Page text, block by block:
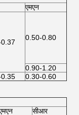
एमएन
0.50-0.80
0.90-1.20
0.30-0.60
सीआर